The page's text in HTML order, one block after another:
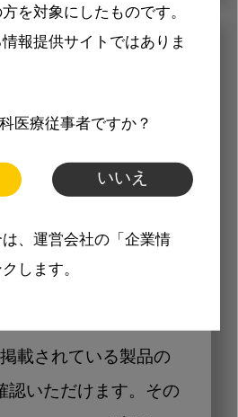
を対象にしたものです。
報提供サイトではありま
医療従事者ですか？
いいえ
は、運営会社の「企業情
します。
に掲載されている
も閲覧可能
載されている製品の
認いただけます。その